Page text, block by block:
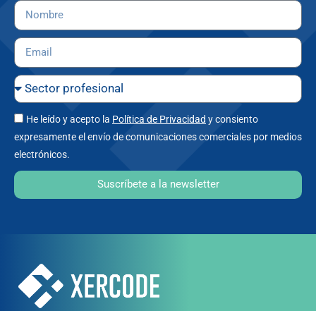
He leído y acepto la Política de Privacidad y consiento
expresamente el envío de comunicaciones comerciales por medios
electrónicos.
Suscríbete a la newsletter